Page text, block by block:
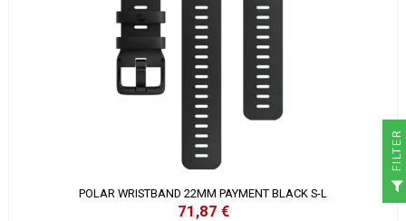
POLAR WRISTBAND 22MM PAYMENT BLACK S-L
71,87 €
R